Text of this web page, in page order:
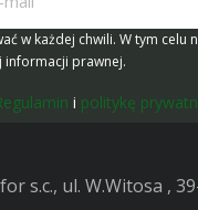
w każdej chwili. W tym celu
informacji prawnej.
i politykę
s.c., ul. W.Witosa ,